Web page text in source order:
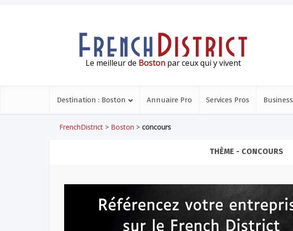
Le meilleur de Boston par ceux qui y vivent
Destination : Boston Annuaire Pro Services Pros Business
FrenchDistrict > Boston > concours
THÈME - CONCOURS